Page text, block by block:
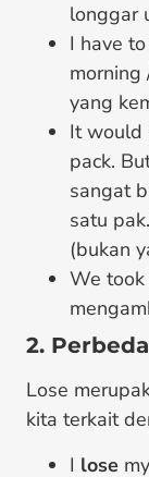
longgar
I have
morning
yang
It would
pack.
sangat
satu
(bukan
We
2.
Lose
kita terkait
I lose